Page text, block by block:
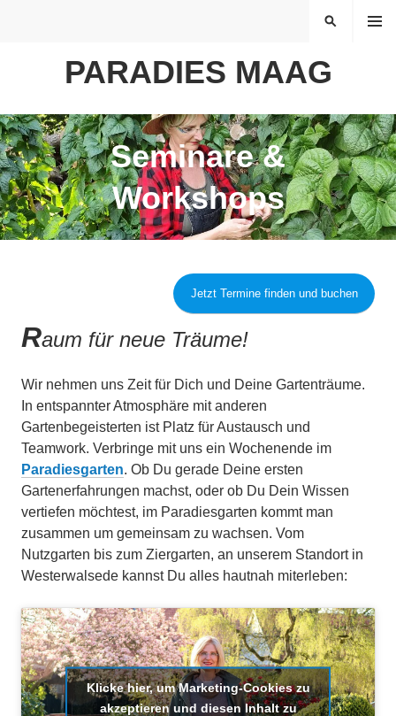
PARADIES MAAG
MENÜ
SUCHEN
Seminare &
Workshops
Jetzt Termine finden und buchen
Raum für neue Träume!
Wir nehmen uns Zeit für Dich und Deine Gartenträume.
In entspannter Atmosphäre mit anderen
Gartenbegeisterten ist Platz für Austausch und
Teamwork. Verbringe mit uns ein Wochenende im
Paradiesgarten. Ob Du gerade Deine ersten
Gartenerfahrungen machst, oder ob Du Dein Wissen
vertiefen möchtest, im Paradiesgarten kommt man
zusammen um gemeinsam zu wachsen. Vom
Nutzgarten bis zum Ziergarten, an unserem Standort in
Westerwalsede kannst Du alles hautnah miterleben:
Klicke hier, um Marketing-Cookies zu
akzeptieren und diesen Inhalt zu